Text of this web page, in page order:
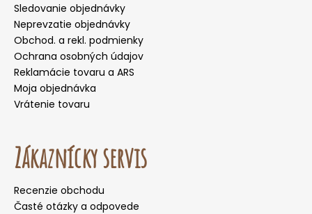
Sledovanie objednávky
Neprevzatie objednávky
Obchod. a rekl. podmienky
Ochrana osobných údajov
Reklamácie tovaru a ARS
Moja objednávka
Vrátenie tovaru
Zákaznícky servis
Recenzie obchodu
Časté otázky a odpovede